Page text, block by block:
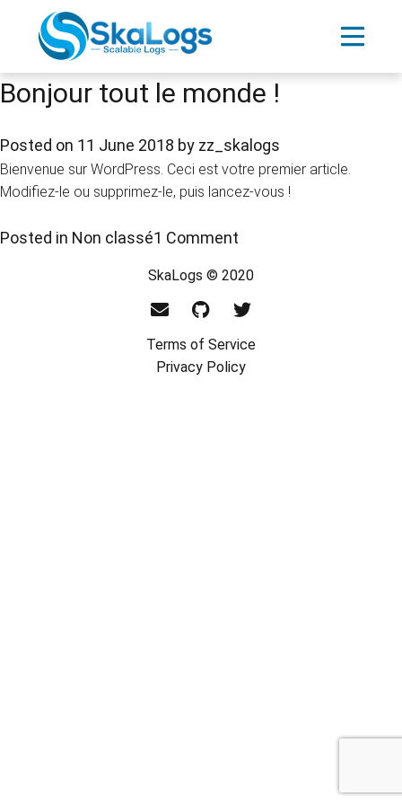
Author:zz_skalogs
Bonjour tout le monde !
Posted on 11 June 2018 by zz_skalogs
Bienvenue sur WordPress. Ceci est votre premier article.
Modifiez-le ou supprimez-le, puis lancez-vous !
Posted in Non classé1 Comment
le
monde !
SkaLogs © 2020
Terms of Service
Privacy Policy